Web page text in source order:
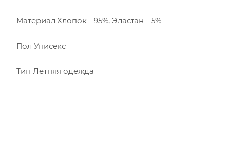
Материал Хлопок - 95%, Эластан - 5%
Пол Унисекс
Тип Летняя одежда